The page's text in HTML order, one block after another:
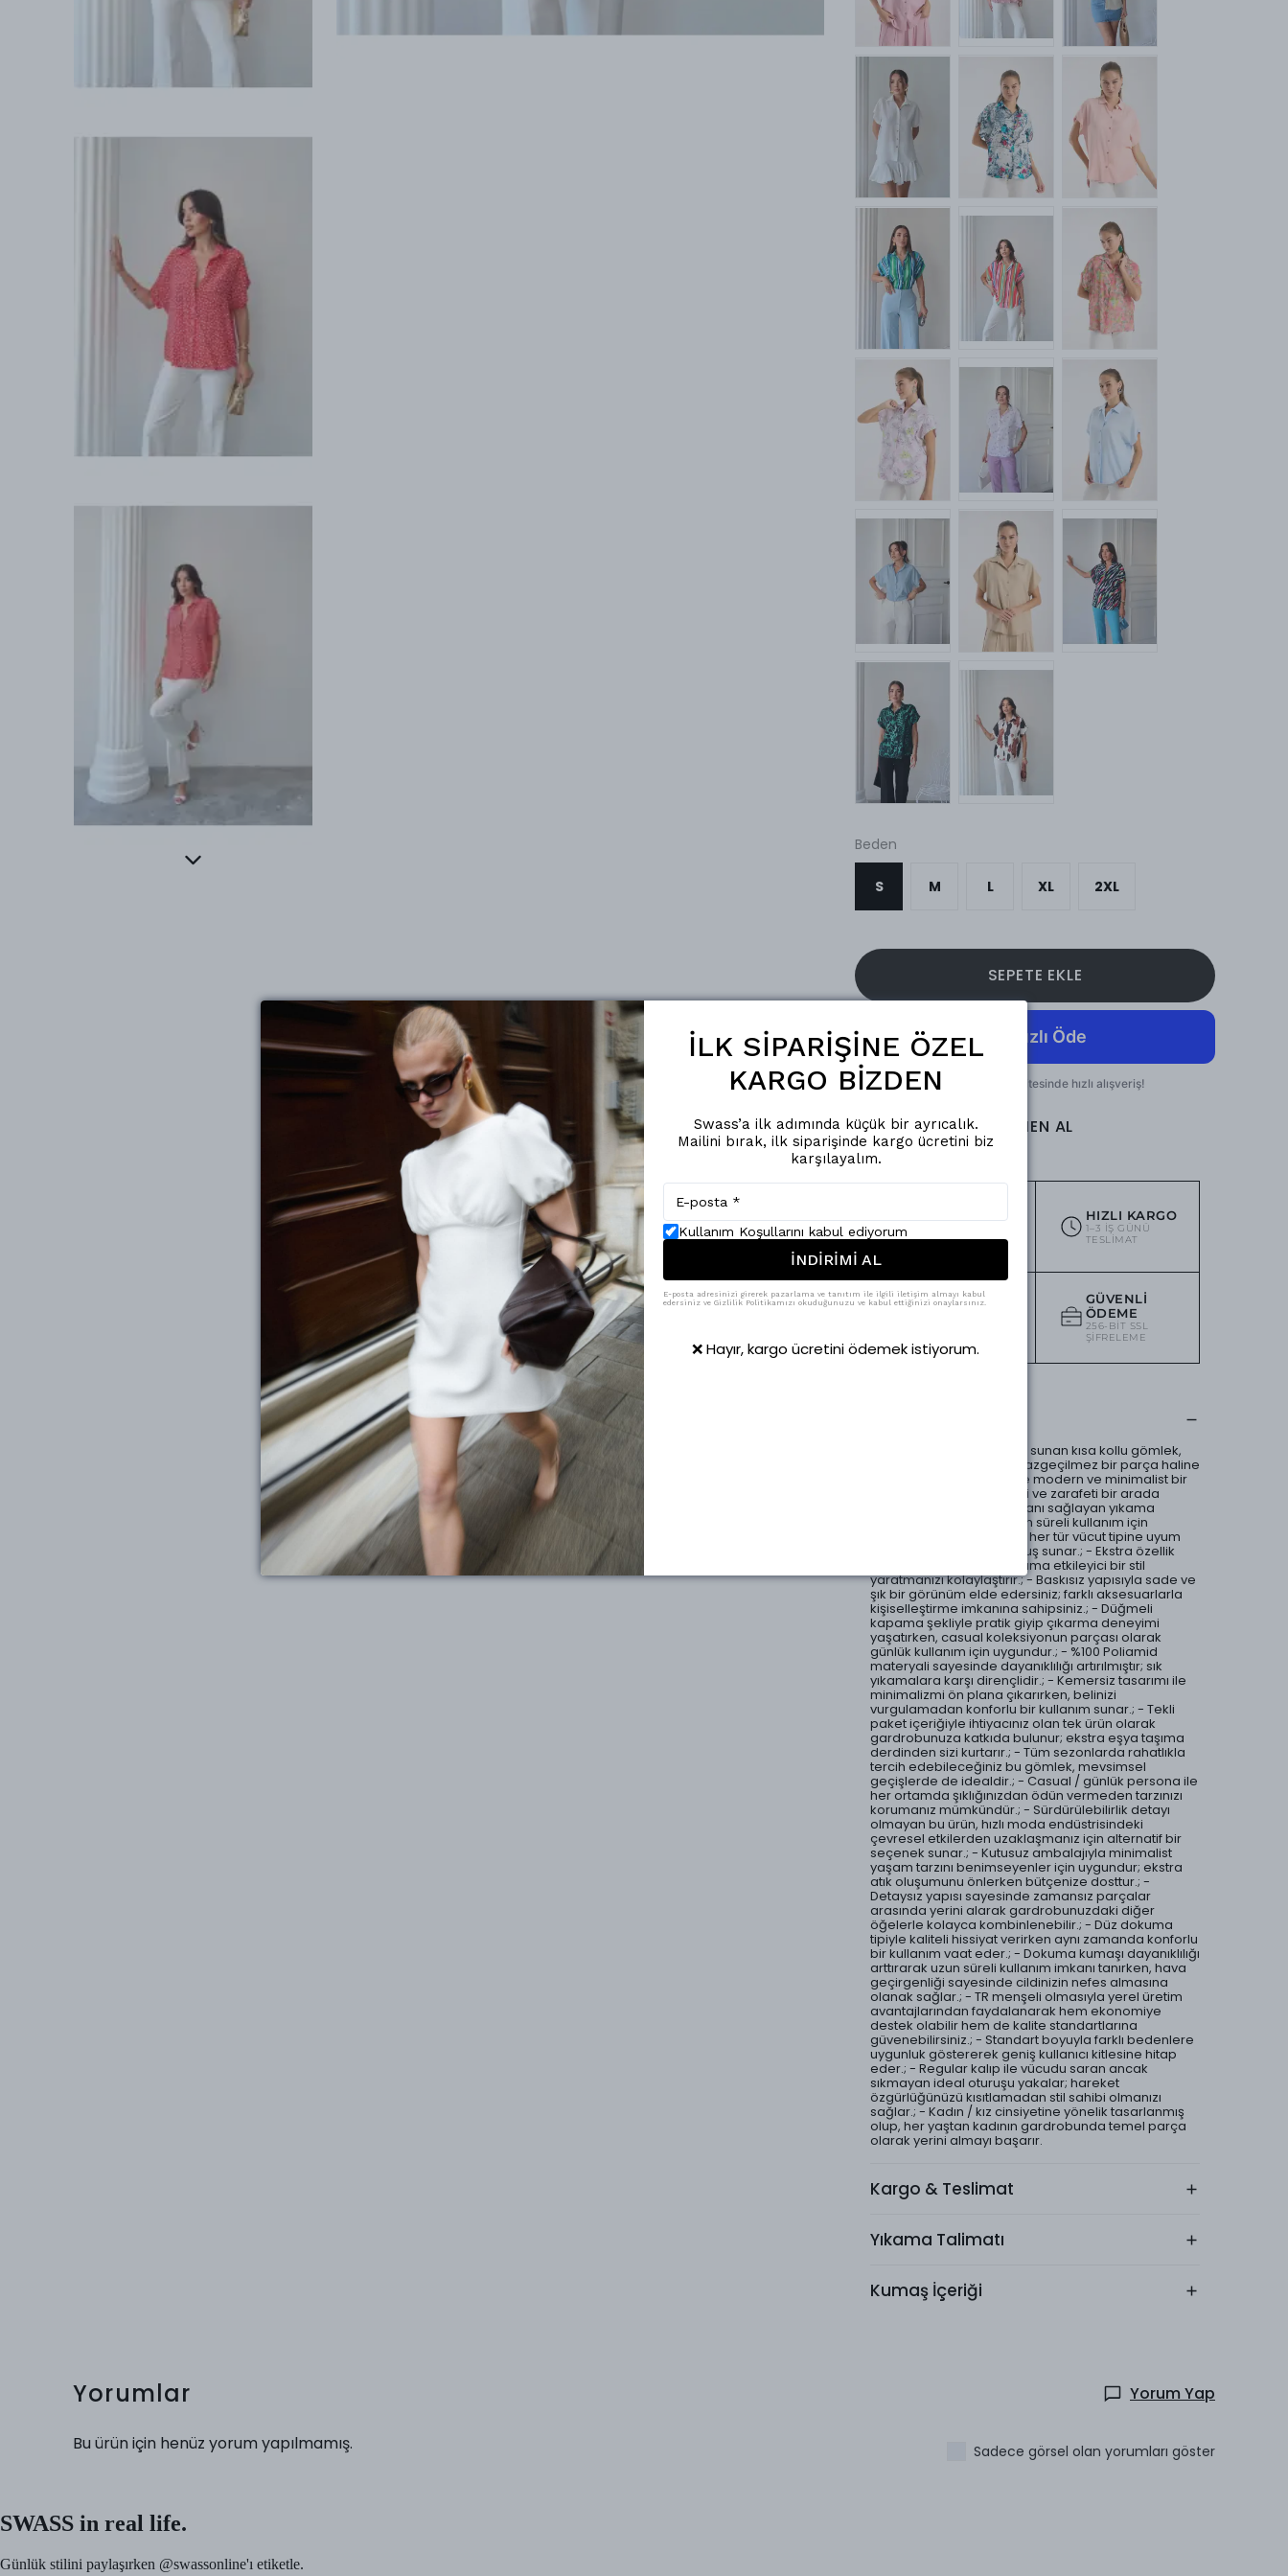
Beden
S M L XL 2XL
SEPETE EKLE
HEMEN AL
KARGO
HIZLI KARGO
1–3 IŞ GÜNÜ
TESLIMAT
14 GÜN İADE
GÜVENLI
ÖDEME
256-BIT SSL
ŞIFRELEME
- Rahat ve şık bir kullanım sunan kısa kollu gömlek,
günlük kombinlerinizde vazgeçilmez bir parça haline
gelir.; - Cepsiz tasarımı ile modern ve minimalist bir
görünüm sağlar; pratikliği ve zarafeti bir arada
sunar.; - Kolay bakım imkanı sağlayan yıkama
talimatları sayesinde uzun süreli kullanım için
idealdir.; - Basic siluetiyle her tür vücut tipine uyum
sağlayarak rahat bir oturuş sunar.; - Ekstra özellik
bulunmadığından, basit ama etkileyici bir stil
yaratmanızı kolaylaştırır.; - Baskısız yapısıyla sade ve
şık bir görünüm elde edersiniz; farklı aksesuarlarla
kişiselleştirme imkanına sahipsiniz.; - Düğmeli
kapama şekliyle pratik giyip çıkarma deneyimi
yaşatırken, casual koleksiyonun parçası olarak
günlük kullanım için uygundur.; - %100 Poliamid
materyali sayesinde dayanıklılığı artırılmıştır; sık
yıkamalara karşı dirençlidir.; - Kemersiz tasarımı ile
minimalizmi ön plana çıkarırken, belinizi
vurgulamadan konforlu bir kullanım sunar.; - Tekli
paket içeriğiyle ihtiyacınız olan tek ürün olarak
gardrobunuza katkıda bulunur; ekstra eşya taşıma
derdinden sizi kurtarır.; - Tüm sezonlarda rahatlıkla
tercih edebileceğiniz bu gömlek, mevsimsel
geçişlerde de idealdir.; - Casual / günlük persona ile
her ortamda şıklığınızdan ödün vermeden tarzınızı
korumanız mümkündür.; - Sürdürülebilirlik detayı
olmayan bu ürün, hızlı moda endüstrisindeki
çevresel etkilerden uzaklaşmanız için alternatif bir
seçenek sunar.; - Kutusuz ambalajıyla minimalist
yaşam tarzını benimseyenler için uygundur; ekstra
atık oluşumunu önlerken bütçenize dosttur.; -
Detaysız yapısı sayesinde zamansız parçalar
arasında yerini alarak gardrobunuzdaki diğer
öğelerle kolayca kombinlenebilir.; - Düz dokuma
tipiyle kaliteli hissiyat verirken aynı zamanda konforlu
bir kullanım vaat eder.; - Dokuma kumaşı dayanıklılığı
arttırarak uzun süreli kullanım imkanı tanırken, hava
geçirgenliği sayesinde cildinizin nefes almasına
olanak sağlar.; - TR menşeli olmasıyla yerel üretim
avantajlarından faydalanarak hem ekonomiye
destek olabilir hem de kalite standartlarına
güvenebilirsiniz.; - Standart boyuyla farklı bedenlere
uygunluk göstererek geniş kullanıcı kitlesine hitap
eder.; - Regular kalıp ile vücudu saran ancak
sıkmayan ideal oturuşu yakalar; hareket
özgürlüğünüzü kısıtlamadan stil sahibi olmanızı
sağlar.; - Kadın / kız cinsiyetine yönelik tasarlanmış
olup, her yaştan kadının gardrobunda temel parça
olarak yerini almayı başarır.
Kargo & Teslimat
Yıkama Talimatı
Kumaş İçeriği
Yorumlar Yorum Yap
Bu ürün için henüz yorum yapılmamış. Sadece görsel olan yorumları göster
İLK SİPARİŞİNE ÖZEL
KARGO BİZDEN
Swass’a ilk adımında küçük bir ayrıcalık.
Mailini bırak, ilk siparişinde kargo ücretini biz
karşılayalım.
Kullanım Koşullarını kabul ediyorum
İNDİRİMİ AL
E-posta adresinizi girerek pazarlama ve tanıtım ile ilgili iletişim almayı kabul
edersiniz ve Gizlilik Politikamızı okuduğunuzu ve kabul ettiğinizi onaylarsınız.
❌ Hayır, kargo ücretini ödemek istiyorum.